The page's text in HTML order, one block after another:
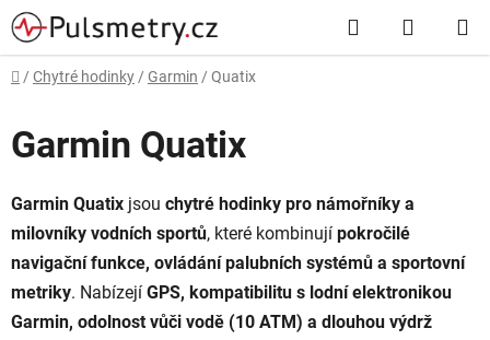
Přejít
na
obsah
Hledat
KOŠÍK
Domů
/ Chytré hodinky / Garmin / Quatix
Garmin Quatix
Garmin Quatix jsou chytré hodinky pro námořníky a
milovníky vodních sportů, které kombinují pokročilé
navigační funkce, ovládání palubních systémů a sportovní
metriky. Nabízejí GPS, kompatibilitu s lodní elektronikou
Garmin, odolnost vůči vodě (10 ATM) a dlouhou výdrž